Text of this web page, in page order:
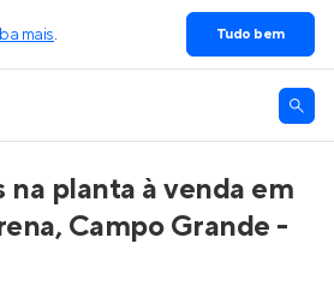
mais. Tudo bem
planta à venda em
Campo Grande -